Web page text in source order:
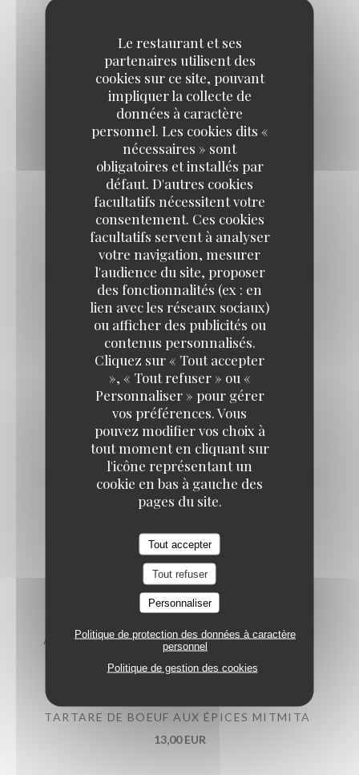
Le restaurant et ses
partenaires utilisent des
cookies sur ce site, pouvant
impliquer la collecte de
données à caractère
personnel. Les cookies dits «
nécessaires » sont
obligatoires et installés par
défaut. D'autres cookies
facultatifs nécessitent votre
consentement. Ces cookies
facultatifs servent à analyser
votre navigation, mesurer
l'audience du site, proposer
des fonctionnalités (ex : en
lien avec les réseaux sociaux)
ou afficher des publicités ou
contenus personnalisés.
Cliquez sur « Tout accepter
», « Tout refuser » ou «
Personnaliser » pour gérer
vos préférences. Vous
pouvez modifier vos choix à
tout moment en cliquant sur
l'icône représentant un
cookie en bas à gauche des
pages du site.
Tout accepter
Tout refuser
Personnaliser
Politique de protection des données à caractère
personnel
Politique de gestion des cookies
ENTRÉE + PLAT
17,00 EUR
PLAT + DESSERT
17,00 EUR
ENTRÉE + PLAT + DESSERT
19,00 EUR
PLAT SEUL
13,00 EUR
Le soir
Entrées
AUBERGINES, CHERMOULA, CHANCKLICHE
11,00 EUR
TARTARE DE BOEUF AUX ÉPICES MITMITA
13,00 EUR